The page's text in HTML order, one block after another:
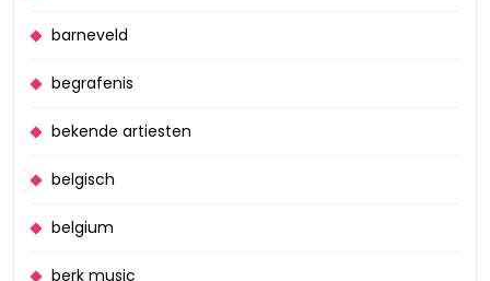
barneveld
begrafenis
bekende artiesten
belgisch
belgium
berk music